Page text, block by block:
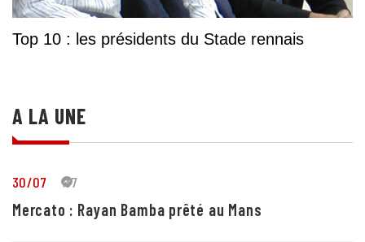
Top 10 : les présidents du Stade rennais
A LA UNE
30/07 37
Mercato : Rayan Bamba prêté au Mans